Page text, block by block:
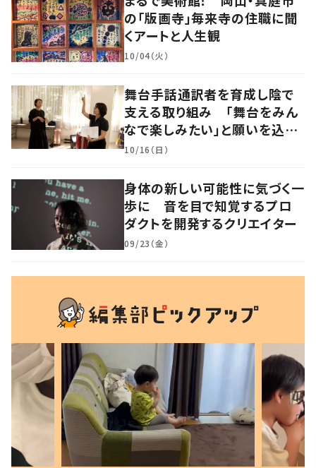
の「版画寺」毎来寺の住職に聞
くアートと人生観
10/04（火）
舞台手話通訳者を育成し陰で
支える取り組み 「舞台をみん
なで楽しみたい」と願いを込め
て
10/16（日）
身体の新しい可能性に気づく一
歩に 音を目で知覚するプロ
ダクトを開発するクリエイター
09/23（金）